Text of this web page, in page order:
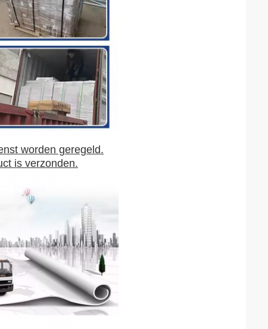
worden geregeld.
is verzonden.